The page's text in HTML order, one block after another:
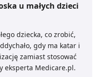
u małych dzieci
dziecka, co zrobić,
gdy ma katar i
zamiast stosować
eksperta Medicare.pl.